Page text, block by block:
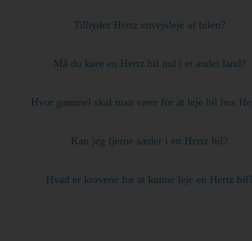
Tilbyder Hertz envejsleje af bilen?
Må du køre en Hertz bil ind i et andet land?
Hvor gammel skal man være for at leje bil hos
Kan jeg fjerne sæder i en Hertz bil?
Hvad er kravene for at kunne leje en Hertz bil?